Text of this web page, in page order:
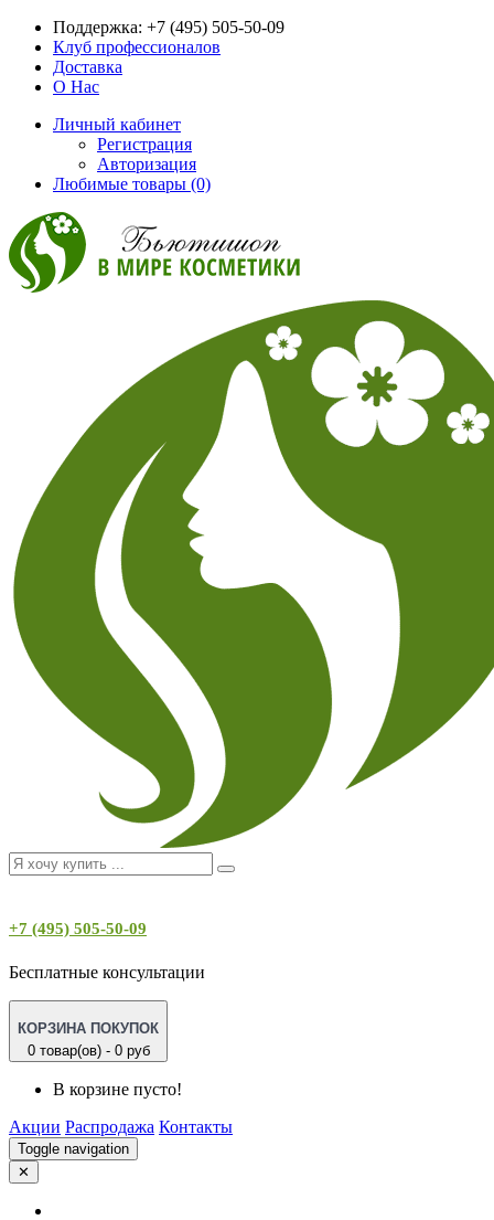
Поддержка: +7 (495) 505-50-09
Клуб профессионалов
Доставка
О Нас
Личный кабинет
Регистрация
Авторизация
Любимые товары (0)
+7 (495) 505-50-09
Бесплатные консультации
КОРЗИНА ПОКУПОК
0 товар(ов) - 0 руб
В корзине пусто!
Акции Распродажа Контакты
Toggle navigation
✕